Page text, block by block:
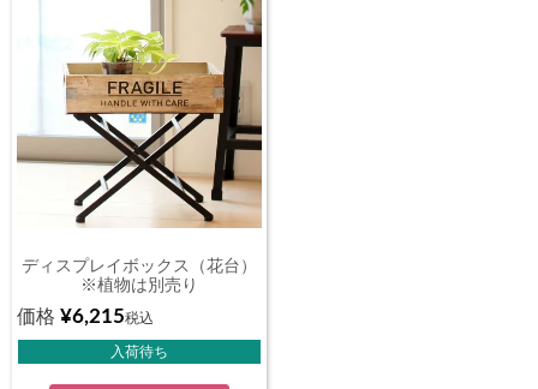
ディスプレイボックス（花台）
※植物は別売り
価格 ¥6,215税込
入荷待ち